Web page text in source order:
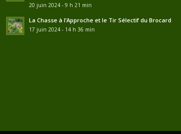
20 juin 2024 - 9 h 21 min
La Chasse à l’Approche et le Tir Sélectif du Brocard
17 juin 2024 - 14 h 36 min